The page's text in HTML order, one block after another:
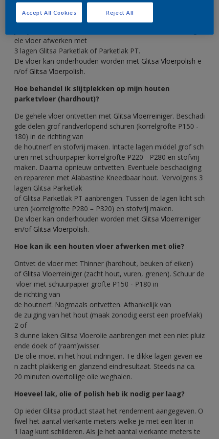
de houtnerf, stofvrij maken en opnieuw ontvetten. Beschadi
gingen kun
ele vloer afwerken met
3 lagen Glitsa Parketlak of Parketlak PT.
De vloer kan onderhouden worden met Glitsa Vloerpolish e
n/of Glitsa Vloerpolish.
Hoe behandel ik slijtplekken op mijn houten
parketvloer (hardhout)?
De gehele vloer ontvetten met Glitsa Vloerreiniger. Beschadi
gde delen grof randverlopend schuren (korrelgrofte P150 -
180) in de richting van
de houtnerf en stofvrij maken. Intacte lagen middel grof sch
uren met schuurpapier korrelgrofte P220 - P280 en stofvrij
maken. Daarna opnieuw ontvetten. Eventuele beschadiging
en repareren met Alabastine Kneedbaar hout. Vervolgens 3
lagen Glitsa Parketlak
of Glitsa Parketlak PT aanbrengen. Tussen de lagen licht sch
uren (korrelgrofte P280 – P320) en stofvrij maken.
De vloer kan onderhouden worden met Glitsa Vloerreiniger
en/of Glitsa Vloerpolish.
Hoe kan ik een houten vloer afwerken met olie?
Ontvet de vloer met Thinner (hardhout, beuken of eiken)
of Glitsa Vloerreiniger (zacht hout, vuren, grenen). Schuur de
vloer met schuurpapier grofte P150 - P180 in
de richting van
de houtnerf. Nogmaals ontvetten. Afhankelijk van
de zuiging van het hout (maak zonodig eerst een proefvlak)
2 of
3 dunne laken Glitsa Vloerolie aanbrengen met een niet pluiz
ende doek of (raam)wisser.
De olie moet in het hout indringen. Te dikke lagen geven ee
n zacht plakkerig en glanzend eindresultaat. Steeds na ca.
20 minuten overtollige olie weghalen.
Hoeveel lak, olie of polish heb ik nodig per laag?
Op ieder Glitsa product staat het rendement aangegeven. O
fwel het aantal vierkante meters welke je met een liter in
1 laag kunt schilderen. Als je het aantal vierkante meters te
Reject All
Accept All Cookies